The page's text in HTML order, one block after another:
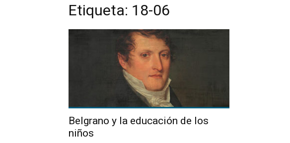
Etiqueta: 18-06
Belgrano y la educación de los
niños